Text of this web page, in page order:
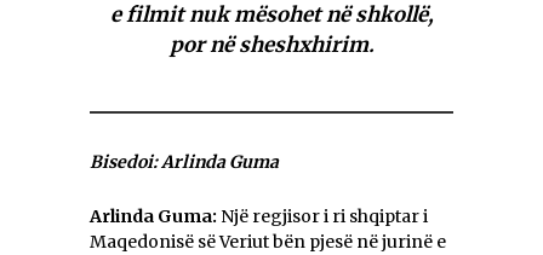
e filmit nuk mësohet në shkollë,
por në sheshxhirim.
Bisedoi: Arlinda Guma
Arlinda Guma: Një regjisor i ri shqiptar i
Maqedonisë së Veriut bën pjesë në jurinë e